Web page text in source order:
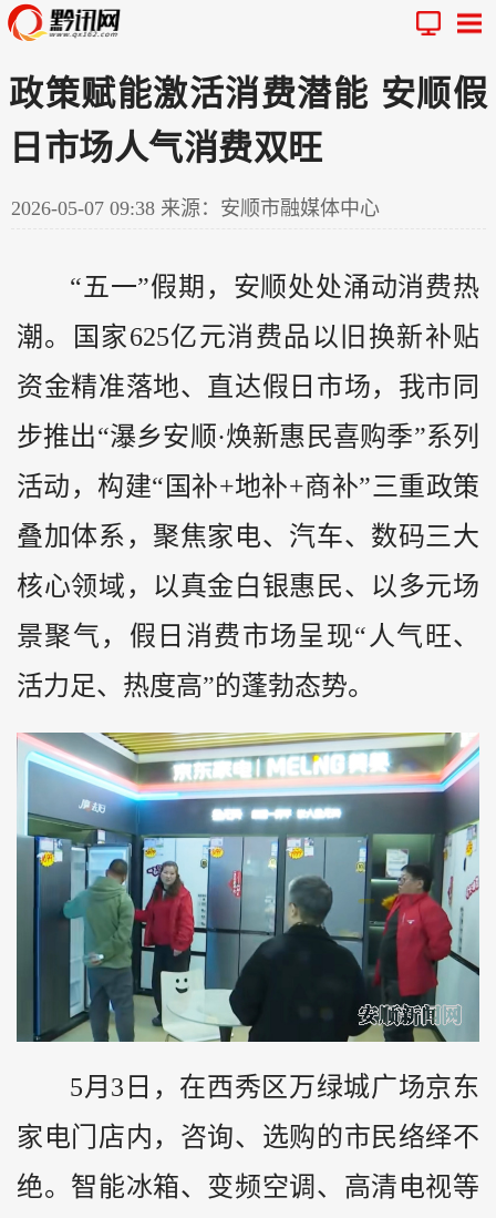
政策赋能激活消费潜能 安顺假
日市场人气消费双旺
2026-05-07 09:38 来源：安顺市融媒体中心
“五一”假期，安顺处处涌动消费热
潮。国家625亿元消费品以旧换新补贴
资金精准落地、直达假日市场，我市同
步推出“瀑乡安顺·焕新惠民喜购季”系列
活动，构建“国补+地补+商补”三重政策
叠加体系，聚焦家电、汽车、数码三大
核心领域，以真金白银惠民、以多元场
景聚气，假日消费市场呈现“人气旺、
活力足、热度高”的蓬勃态势。
5月3日，在西秀区万绿城广场京东
家电门店内，咨询、选购的市民络绎不
绝。智能冰箱、变频空调、高清电视等